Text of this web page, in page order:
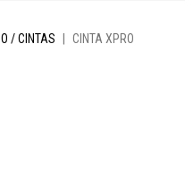
/ CINTAS CINTA XPRO